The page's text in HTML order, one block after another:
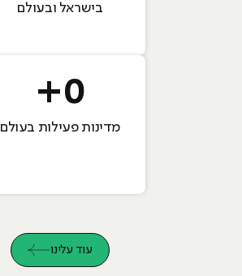
בישראל ובעולם
+0
מדינות פעילות בעולם
עוד עלינו